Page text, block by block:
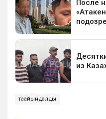
тағайындалды